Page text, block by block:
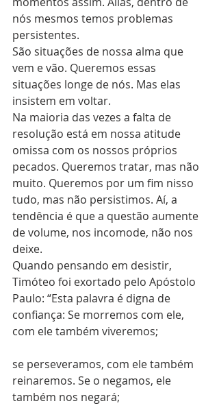
nós mesmos temos problemas
persistentes.
São situações de nossa alma que
vem e vão. Queremos essas
situações longe de nós. Mas elas
insistem em voltar.
Na maioria das vezes a falta de
resolução está em nossa atitude
omissa com os nossos próprios
pecados. Queremos tratar, mas não
muito. Queremos por um fim nisso
tudo, mas não persistimos. Aí, a
tendência é que a questão aumente
de volume, nos incomode, não nos
deixe.
Quando pensando em desistir,
Timóteo foi exortado pelo Apóstolo
Paulo: “Esta palavra é digna de
confiança: Se morremos com ele,
com ele também viveremos;
se perseveramos, com ele também
reinaremos. Se o negamos, ele
também nos negará;